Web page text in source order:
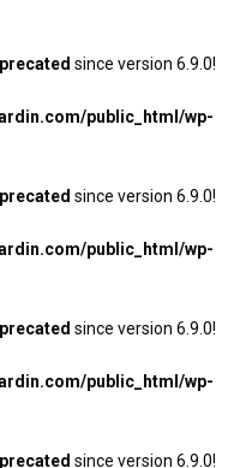
since version 6.9.0!
public_html/wp-
since version 6.9.0!
public_html/wp-
since version 6.9.0!
public_html/wp-
since version 6.9.0!